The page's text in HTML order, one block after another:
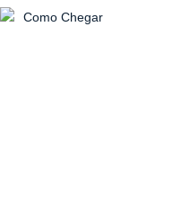
Como Chegar